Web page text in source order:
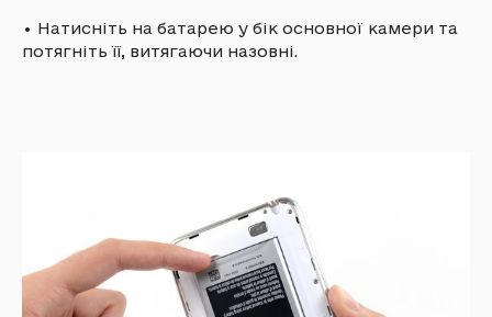
• Натисніть на батарею у бік основної камери та
потягніть її, витягаючи назовні.